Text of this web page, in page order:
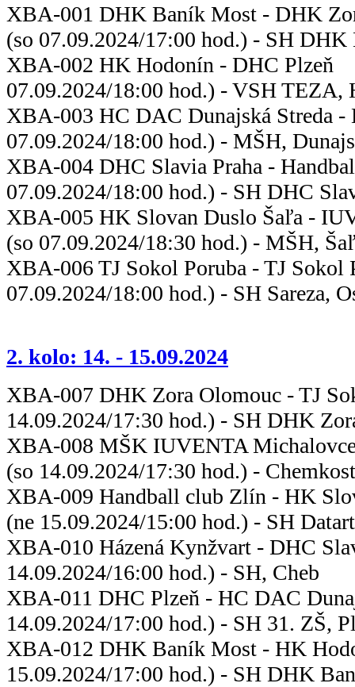
XBA-001 DHK Baník Most -
(so 07.09.2024/17:00 hod.) - SH
XBA-002 HK Hodonín -
07.09.2024/18:00 hod.) - VSH TEZA,
XBA-003 HC DAC Dunajská
07.09.2024/18:00 hod.) - MŠH,
XBA-004 DHC Slavia Praha -
07.09.2024/18:00 hod.) - SH DHC
XBA-005 HK Slovan Duslo Šaľa -
(so 07.09.2024/18:30 hod.) - MŠH,
XBA-006 TJ Sokol Poruba -
07.09.2024/18:00 hod.) - SH Sareza,
2. kolo: 14. - 15.09.2024
XBA-007 DHK Zora Olomouc
14.09.2024/17:30 hod.) - SH DHK
XBA-008 MŠK IUVENTA
(so 14.09.2024/17:30 hod.) -
XBA-009 Handball club Zlín -
(ne 15.09.2024/15:00 hod.) - SH
XBA-010 Házená Kynžvart -
14.09.2024/16:00 hod.) - SH, Cheb
XBA-011 DHC Plzeň - HC DAC
14.09.2024/17:00 hod.) - SH 31. ZŠ,
XBA-012 DHK Baník Most
15.09.2024/17:00 hod.) - SH DHK